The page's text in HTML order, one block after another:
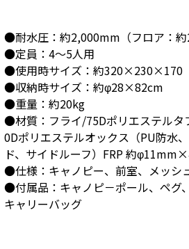
●耐水圧：約2,000mm（フロア：
●定員：4～5人用
●使用時サイズ：約320×230×170
●収納時サイズ：約φ28×82cm
●重量：約20kg
●材質：フライ/75Dポリエステルタ
0Dポリエステルオックス（PU防水
ド、サイドルーフ）FRP 約
●仕様：キャノピー、前室、メッシ
●付属品：キャノピ－ポール、ペグ
キャリーバッグ